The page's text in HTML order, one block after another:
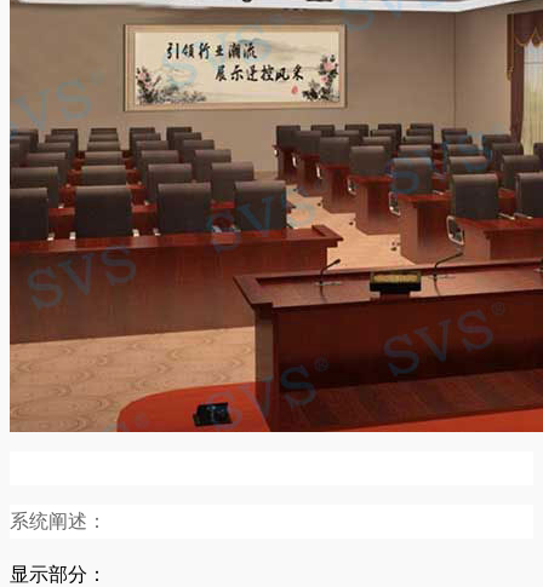
系统阐述：
显示部分：